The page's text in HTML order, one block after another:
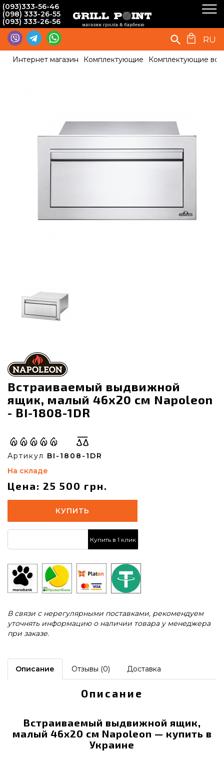
(093)333-56-46
(098) 333-26-55
(093) 333-26-56
RU
Интернет магазин Комплектующие Комплектующие
Встраиваемый выдвижной
ящик, малый 46х20 см Napoleon
- BI-1808-1DR
Артикул BI-1808-1DR
На складе
Цена: 25 500 грн.
КУПИТЬ
Купить в 1 клик
В связи с нерегулярными поставками, рекомендуем
уточнять информацию о наличии товара у менеджера
при заказе.
Описание Отзывы (0) Доставка
Описание
Встраиваемый выдвижной ящик,
малый 46х20 см Napoleon — купить в
Украине